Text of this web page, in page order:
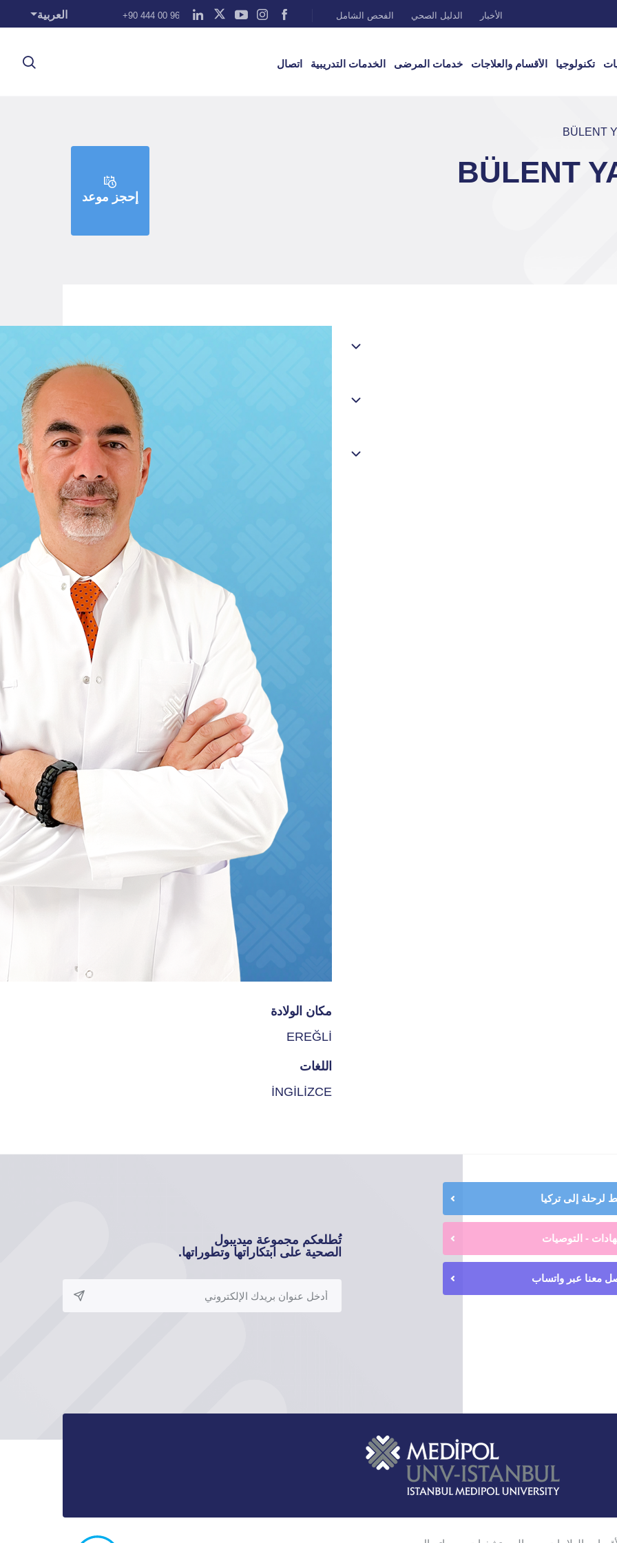
الأخبار الدليل الصحي الفحص الشامل +90 444 00 96 العربية
تكنولوجيا الأقسام والعلاجات خدمات المرضى الخدمات التدريبية اتصال
إحجز موعد
مكان الولادة
EREĞLİ
اللغات
İNGİLİZCE
لرحلة إلى تركيا
- التوصيات
معنا عبر واتساب
تُطلعكم مجموعة ميديبول
الصحية على ابتكاراتها وتطوراتها.